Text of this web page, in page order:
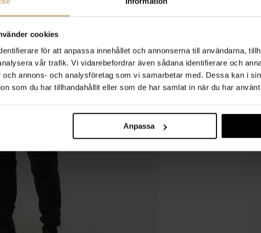
cookies
för att anpassa innehållet och annonserna till användarna,
vår trafik. Vi vidarebefordrar även sådana identifierare och
och annons- och analysföretag som vi samarbetar med. Dessa kan i
som du har tillhandahållit eller som de har samlat in när du har
Anpassa